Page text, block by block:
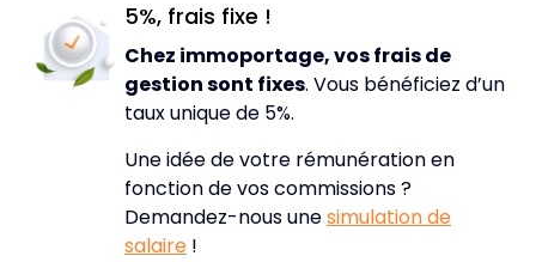
5%, frais fixe !
Chez immoportage, vos frais de
gestion sont fixes. Vous bénéficiez d’un
taux unique de 5%.
Une idée de votre rémunération en
fonction de vos commissions ?
Demandez-nous unesimulation de
salaire !